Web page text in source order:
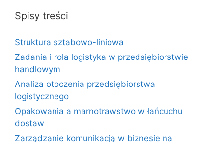
Spisy treści
Struktura sztabowo-liniowa
Zadania i rola logistyka w przedsiębiorstwie
handlowym
Analiza otoczenia przedsiębiorstwa
logistycznego
Opakowania a marnotrawstwo w łańcuchu
dostaw
Zarządzanie komunikacją w biznesie na